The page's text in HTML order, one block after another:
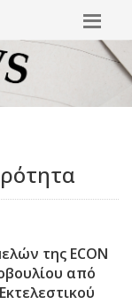
της ECON
από